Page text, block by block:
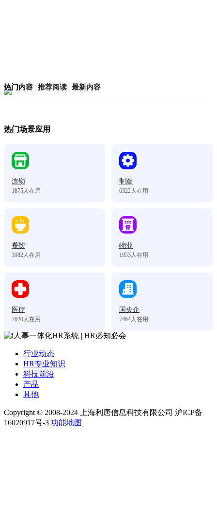
热门内容 推荐阅读 最新内容
热门场景应用
连锁
1875人在用
制造
6322人在用
餐饮
3982人在用
物业
1953人在用
医疗
7620人在用
国央企
7464人在用
行业动态
HR专业知识
科技前沿
产品
其他
Copyright © 2008-2024 上海利唐信息科技有限公司 沪ICP备
16020917号-3 功能地图